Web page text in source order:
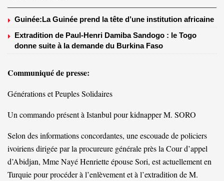
Guinée:La Guinée prend la tête d’une institution africaine
Extradition de Paul-Henri Damiba Sandogo : le Togo
donne suite à la demande du Burkina Faso
Communiqué de presse:
Générations et Peuples Solidaires
Un commando présent à Istanbul pour kidnapper M. SORO
Selon des informations concordantes, une escouade de policiers
ivoiriens dirigée par la procureure générale près la Cour d’appel
d’Abidjan, Mme Nayé Henriette épouse Sori, est actuellement en
Turquie pour procéder à l’enlèvement et à l’extradition de M.